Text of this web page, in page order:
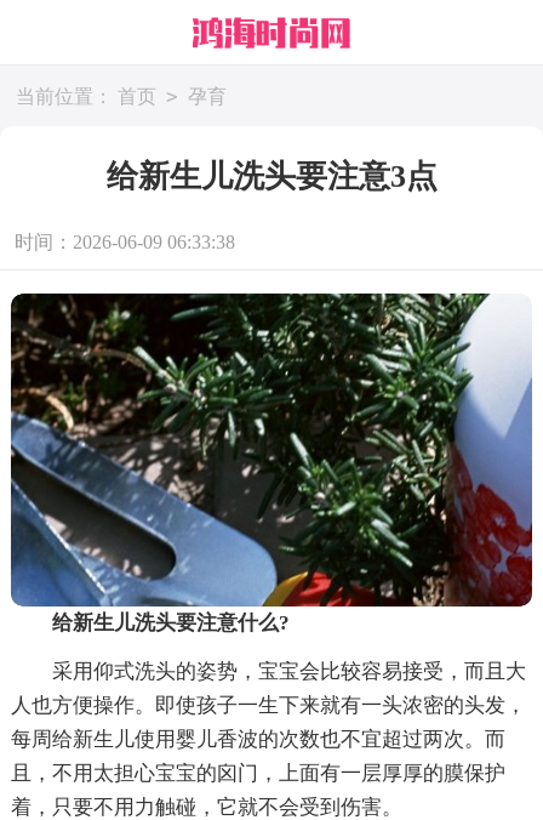
当前位置： 首页 > 孕育
给新生儿洗头要注意3点
时间：2026-06-09 06:33:38
给新生儿洗头要注意什么?
采用仰式洗头的姿势，宝宝会比较容易接受，而且大
人也方便操作。即使孩子一生下来就有一头浓密的头发，
每周给新生儿使用婴儿香波的次数也不宜超过两次。而
且，不用太担心宝宝的囟门，上面有一层厚厚的膜保护
着，只要不用力触碰，它就不会受到伤害。